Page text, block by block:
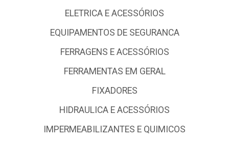
ELETRICA E ACESSÓRIOS
EQUIPAMENTOS DE SEGURANCA
FERRAGENS E ACESSÓRIOS
FERRAMENTAS EM GERAL
FIXADORES
HIDRAULICA E ACESSÓRIOS
IMPERMEABILIZANTES E QUIMICOS